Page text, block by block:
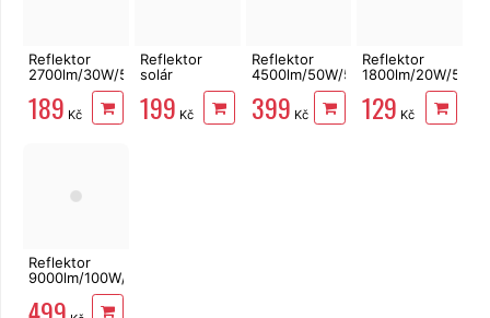
Reflektor
2700lm/30W/5000K
189 Kč
Reflektor
solár
180lm/1200mAh/7000K
IP44 čidlo,5m
kabel
199 Kč
Reflektor
4500lm/50W/5000K
IP44 s čidlem
399 Kč
Reflektor
1800lm/20W/
129 Kč
Reflektor
9000lm/100W/5000K